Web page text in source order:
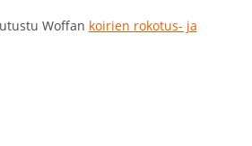
Woffan koirien rokotus- ja